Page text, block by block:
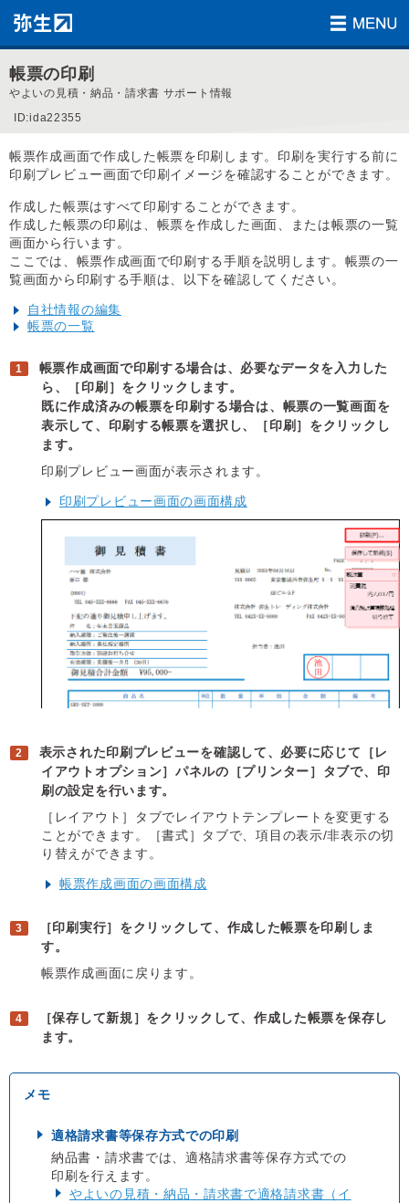
帳票の印刷
やよいの見積・納品・請求書 サポート情報
ID:ida22355
帳票作成画面で作成した帳票を印刷します。印刷を実行する前に
印刷プレビュー画面で印刷イメージを確認することができます。
作成した帳票はすべて印刷することができます。
作成した帳票の印刷は、帳票を作成した画面、または帳票の一覧
画面から行います。
ここでは、帳票作成画面で印刷する手順を説明します。帳票の一
覧画面から印刷する手順は、以下を確認してください。
自社情報の編集
帳票の一覧
帳票作成画面で印刷する場合は、必要なデータを入力した
ら、［印刷］をクリックします。
既に作成済みの帳票を印刷する場合は、帳票の一覧画面を
表示して、印刷する帳票を選択し、［印刷］をクリックし
ます。
印刷プレビュー画面が表示されます。
印刷プレビュー画面の画面構成
表示された印刷プレビューを確認して、必要に応じて［レ
イアウトオプション］パネルの［プリンター］タブで、印
刷の設定を行います。
［レイアウト］タブでレイアウトテンプレートを変更する
ことができます。［書式］タブで、項目の表示/非表示の切
り替えができます。
帳票作成画面の画面構成
［印刷実行］をクリックして、作成した帳票を印刷しま
す。
帳票作成画面に戻ります。
［保存して新規］をクリックして、作成した帳票を保存し
ます。
適格請求書等保存方式での印刷
納品書・請求書では、適格請求書等保存方式での
印刷を行えます。
やよいの見積・納品・請求書で適格請求書（イ